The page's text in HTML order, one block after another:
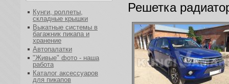
Решетка
Кунги, роллеты,
складные крышки
Выкатные системы в
багажник пикапа и
хранение
Автопалатки
"Живые" фото - наша
работа
Каталог аксессуаров
для пикапов